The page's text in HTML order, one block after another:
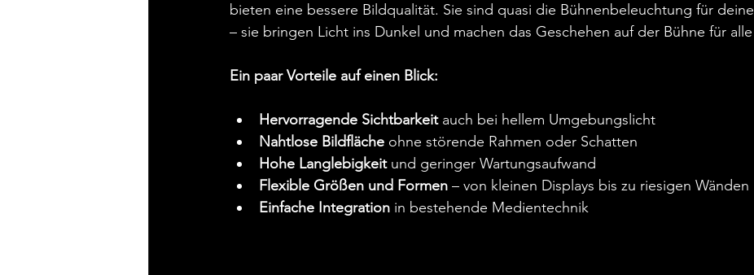
bieten eine bessere Bildqualität. Sie sind quasi die Bühnenbeleuchtung für
– sie bringen Licht ins Dunkel und machen das Geschehen auf der Bühne für
Ein paar Vorteile auf einen Blick:
Hervorragende Sichtbarkeit auch bei hellem Umgebungslicht
Nahtlose Bildfläche ohne störende Rahmen oder Schatten
Hohe Langlebigkeit und geringer Wartungsaufwand
Flexible Größen und Formen – von kleinen Displays bis zu riesigen Wänden
Einfache Integration in bestehende Medientechnik